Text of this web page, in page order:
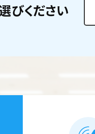
びください